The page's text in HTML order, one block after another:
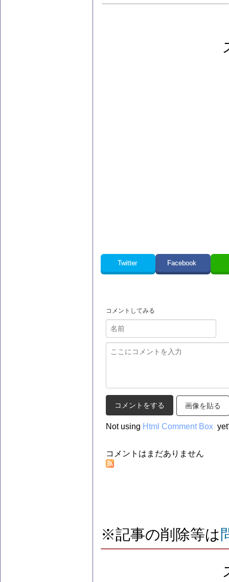
Twitter Facebook
コメントしてみる
画像を貼る
Not using Html Comment Box
コメントはまだありません
※記事の削除等は